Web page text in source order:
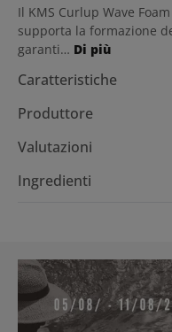
Il KMS Curlup Wave
supporta la formazione
garanti… Di più
Caratteristiche
Produttore
Valutazioni
Ingredienti